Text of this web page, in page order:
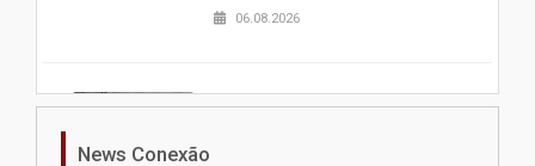
06.08.2026
Nova apresentação do Centro
News Conexão